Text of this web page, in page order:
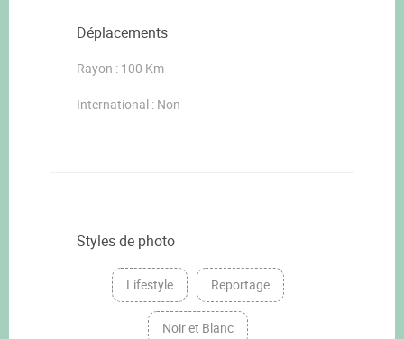
Déplacements
Rayon : 100 Km
International : Non
Styles de photo
Lifestyle Reportage
Noir et Blanc